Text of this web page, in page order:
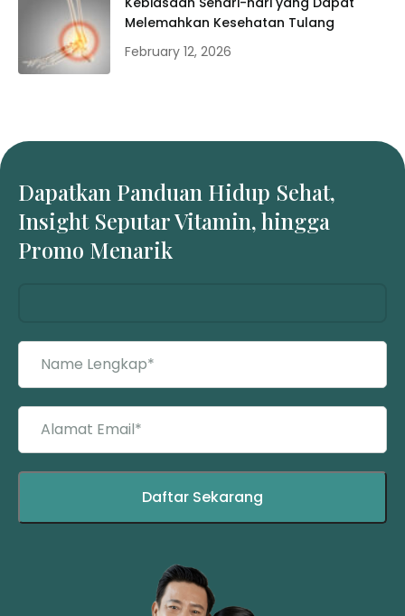
Melemahkan Kesehatan Tulang
February 12, 2026
Dapatkan Panduan Hidup Sehat,
Insight Seputar Vitamin, hingga
Promo Menarik